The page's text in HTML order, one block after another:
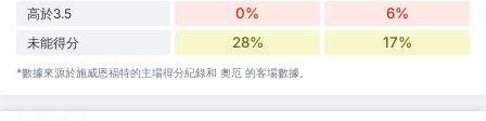
高於3.5 0% 6%
未能得分 28% 17%
*數據來源於施威恩福特的主場得分紀錄和 奧厄 的客場數據。